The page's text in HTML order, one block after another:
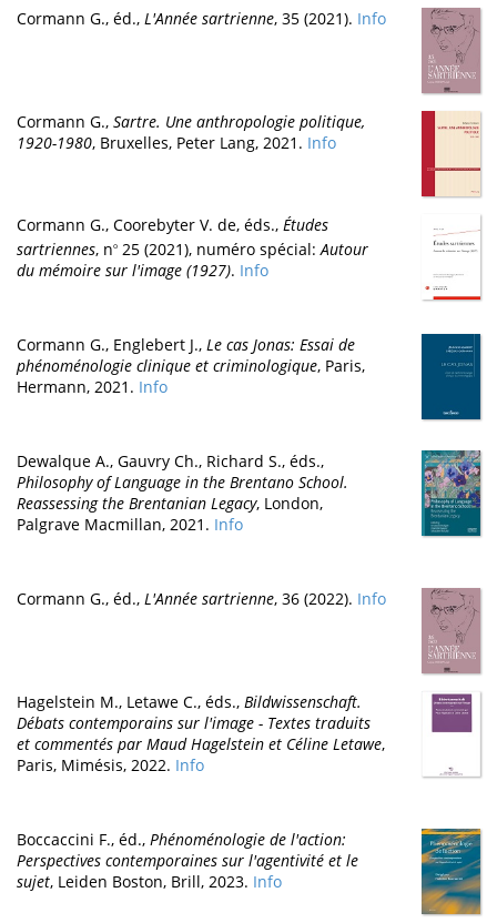
Cormann G., éd., L'Année sartrienne, 35 (2021). Info
Cormann G., Sartre. Une anthropologie politique,
1920-1980, Bruxelles, Peter Lang, 2021. Info
Cormann G., Coorebyter V. de, éds., Études
sartriennes, no 25 (2021), numéro spécial: Autour
du mémoire sur l'image (1927). Info
Cormann G., Englebert J., Le cas Jonas: Essai de
phénoménologie clinique et criminologique, Paris,
Hermann, 2021. Info
Dewalque A., Gauvry Ch., Richard S., éds.,
Philosophy of Language in the Brentano School.
Reassessing the Brentanian Legacy, London,
Palgrave Macmillan, 2021. Info
Cormann G., éd., L'Année sartrienne, 36 (2022). Info
Hagelstein M., Letawe C., éds., Bildwissenschaft.
Débats contemporains sur l'image - Textes traduits
et commentés par Maud Hagelstein et Céline Letawe,
Paris, Mimésis, 2022. Info
Boccaccini F., éd., Phénoménologie de l'action:
Perspectives contemporaines sur l'agentivité et le
sujet, Leiden Boston, Brill, 2023. Info